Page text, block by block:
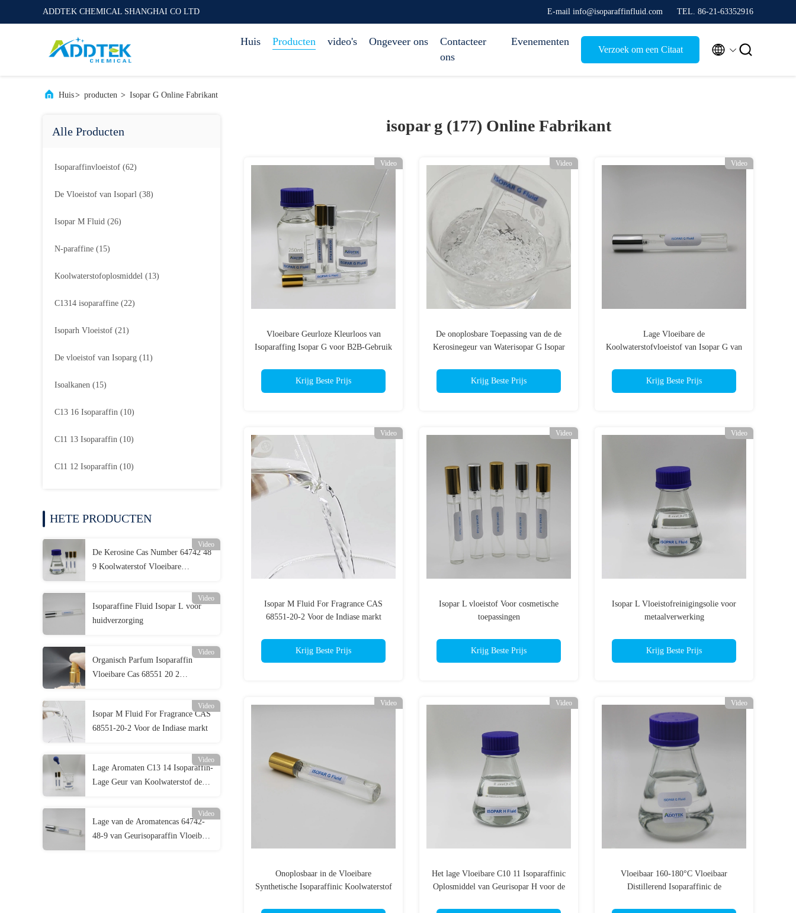
ADDTEK CHEMICAL SHANGHAI CO LTD E-mail info@isoparaffinfluid.com TEL. 86-21-63352916
Huis Producten video's Ongeveer ons
Contacteer
ons
Evenementen
Verzoek om een Citaat  
Huis> producten > Isopar G Online Fabrikant
Alle Producten
Isoparaffinvloeistof (62)
De Vloeistof van Isoparl (38)
Isopar M Fluid (26)
N-paraffine (15)
Koolwaterstofoplosmiddel (13)
C1314 isoparaffine (22)
Isoparh Vloeistof (21)
De vloeistof van Isoparg (11)
Isoalkanen (15)
C13 16 Isoparaffin (10)
C11 13 Isoparaffin (10)
C11 12 Isoparaffin (10)
HETE PRODUCTEN
Video
De Kerosine Cas Number 64742 48
9 Koolwaterstof Vloeibare
Video
Isoparaffine Fluid Isopar L voor
huidverzorging
Video
Organisch Parfum Isoparaffin
Vloeibare Cas 68551 20 2
Video
Isopar M Fluid For Fragrance CAS
68551-20-2 Voor de Indiase markt
Video
Lage Aromaten C13 14 Isoparaffin-
Lage Geur van Koolwaterstof de
Video
Lage van de Aromatencas 64742-
48-9 van Geurisoparaffin Vloeibare
isopar g (177) Online Fabrikant
Video
Vloeibare Geurloze Kleurloos van
Isoparaffing Isopar G voor B2B-Gebruik
Krijg Beste Prijs
Video
De onoplosbare Toepassing van de de
Kerosinegeur van Waterisopar G Isopar
Krijg Beste Prijs
Video
Lage Vloeibare de
Koolwaterstofvloeistof van Isopar G van
Krijg Beste Prijs
Video
Isopar M Fluid For Fragrance CAS
68551-20-2 Voor de Indiase markt
Krijg Beste Prijs
Video
Isopar L vloeistof Voor cosmetische
toepassingen
Krijg Beste Prijs
Video
Isopar L Vloeistofreinigingsolie voor
metaalverwerking
Krijg Beste Prijs
Video
Onoplosbaar in de Vloeibare
Synthetische Isoparaffinic Koolwaterstof
Video
Het lage Vloeibare C10 11 Isoparaffinic
Oplosmiddel van Geurisopar H voor de
Video
Vloeibaar 160-180°C Vloeibaar
Distillerend Isoparaffinic de